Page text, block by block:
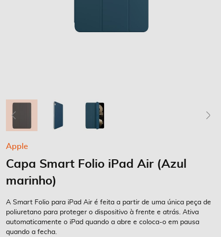
para
o
da
de
imagens
Apple
Capa Smart Folio iPad Air (Azul
marinho)
A Smart Folio para iPad Air é feita a partir de uma única peça de
poliuretano para proteger o dispositivo à frente e atrás. Ativa
automaticamente o iPad quando a abre e coloca-o em pausa
quando a fecha.